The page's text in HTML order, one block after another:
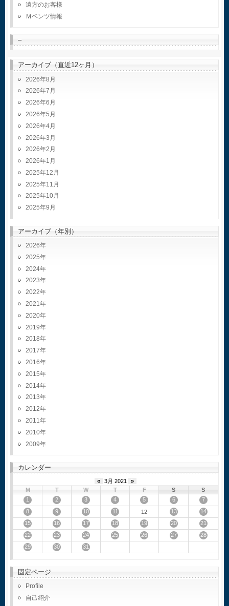
遠方のお客様
Ｍベンツ情報
–
アーカイブ（直近12ヶ月）
2026年8月
2026年7月
2026年6月
2026年5月
2026年4月
2026年3月
2026年2月
2026年1月
2025年12月
2025年11月
2025年10月
2025年9月
アーカイブ（年別）
2026
2025
2024
2023
2022
2021
2020
2019
2018
2017
2016
2015
2014
2013
2012
2011
2010
2009
カレンダー
« 3月 2021
»
M
T W T F S
S
1
2 3 4 5 6
7
8
9 10 11 12 13
14
15
16 17 18 19 20
21
22
23 24 25 26 27
28
29
30 31
固定ページ
Profile
自己紹介